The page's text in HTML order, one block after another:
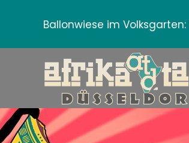
Ballonwiese im Volksgarten: